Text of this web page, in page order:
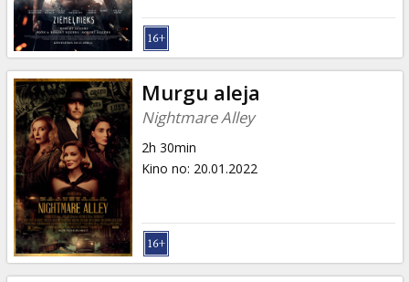
Murgu aleja
Nightmare Alley
2h 30min
Kino no: 20.01.2022